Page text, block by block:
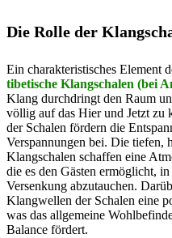
Die Rolle der
Ein charakteristisches Element
tibetische Klangschalen (bei
Klang durchdringt den Raum
völlig auf das Hier und Jetzt zu
der Schalen fördern die
Verspannungen bei. Die tiefen,
Klangschalen schaffen eine
die es den Gästen ermöglicht,
Versenkung abzutauchen.
Klangwellen der Schalen eine
was das allgemeine
Balance fördert.